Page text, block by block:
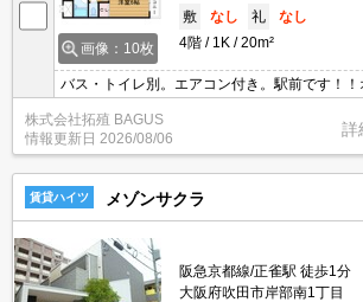
画像：10枚
敷 なし 礼
なし
4階
1K 20m²
バス・トイレ別。エアコン付き。駅前です！！
株式会社拓殖 BAGUS
情報更新日 2026/08/06
詳
賃貸ハイツ メゾンサクラ
阪急京都線/正雀駅 徒歩1分
大阪府吹田市岸部南1丁目